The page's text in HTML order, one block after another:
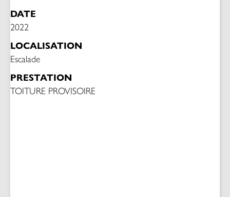
DATE
2022
LOCALISATION
Escalade
PRESTATION
TOITURE PROVISOIRE